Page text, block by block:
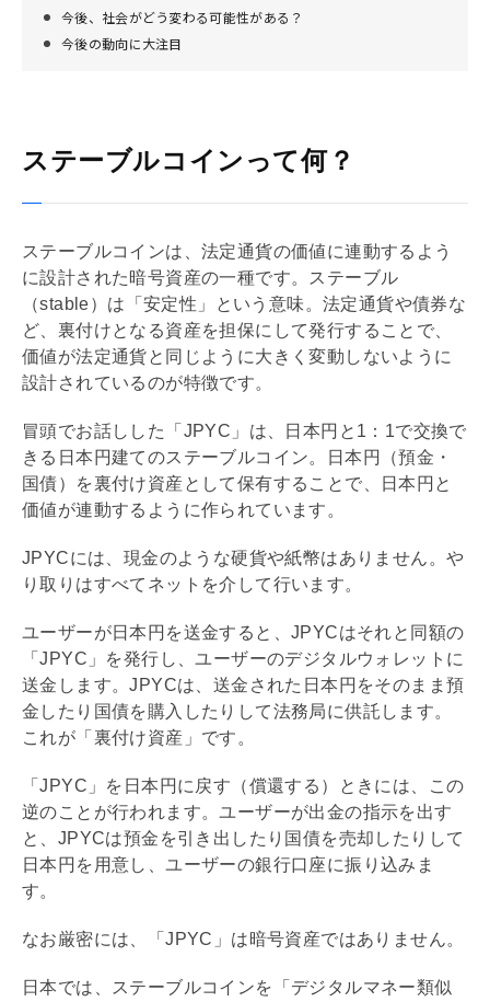
今後、社会がどう変わる可能性がある？
今後の動向に大注目
ステーブルコインって何？
ステーブルコインは、法定通貨の価値に連動するよう
に設計された暗号資産の一種です。ステーブル
（stable）は「安定性」という意味。法定通貨や債券な
ど、裏付けとなる資産を担保にして発行することで、
価値が法定通貨と同じように大きく変動しないように
設計されているのが特徴です。
冒頭でお話しした「JPYC」は、日本円と1：1で交換で
きる日本円建てのステーブルコイン。日本円（預金・
国債）を裏付け資産として保有することで、日本円と
価値が連動するように作られています。
JPYCには、現金のような硬貨や紙幣はありません。や
り取りはすべてネットを介して行います。
ユーザーが日本円を送金すると、JPYCはそれと同額の
「JPYC」を発行し、ユーザーのデジタルウォレットに
送金します。JPYCは、送金された日本円をそのまま預
金したり国債を購入したりして法務局に供託します。
これが「裏付け資産」です。
「JPYC」を日本円に戻す（償還する）ときには、この
逆のことが行われます。ユーザーが出金の指示を出す
と、JPYCは預金を引き出したり国債を売却したりして
日本円を用意し、ユーザーの銀行口座に振り込みま
す。
なお厳密には、「JPYC」は暗号資産ではありません。
日本では、ステーブルコインを「デジタルマネー類似